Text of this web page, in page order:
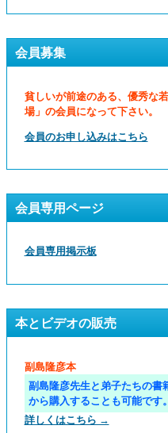
会員募集
貧しいが前途のある、優秀な
場」の会員になって下さい。
会員のお申し込みはこちら
会員専用ページ
会員専用掲示板
本とビデオの販売
副島隆彦本
副島隆彦先生と弟子たちの書
から購入することも可能です。
詳しくはこちら →